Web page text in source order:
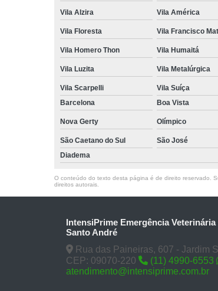
Vila Alzira Vila América
Vila Floresta Vila Francisco
Vila Homero Thon Vila Humaitá
Vila Luzita Vila Metalúrgica
Vila Scarpelli Vila Suíça
Barcelona
Boa Vista
Nova Gerty Olímpico
São Caetano do Sul
São José
Diadema
O conteúdo do texto desta página é de direito reservado.
direitos autorais
IntensiPrime Emergência
Santo André
Rua das Paineiras, 607 - Jardim
CEP: 09070-220
(11) 4990-6553
atendimento@intensiprime.com.br